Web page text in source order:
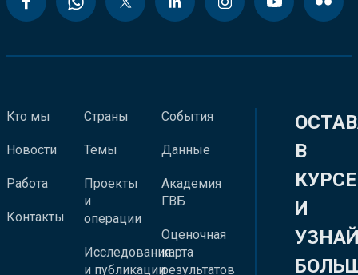
Кто мы
Новости
Работа
Контакты
Страны
Темы
Проекты
и
операции
Исследования
и публикации
События
Данные
Академия
ГВБ
Оценочная
карта
результатов
В
КУРСЕ
И